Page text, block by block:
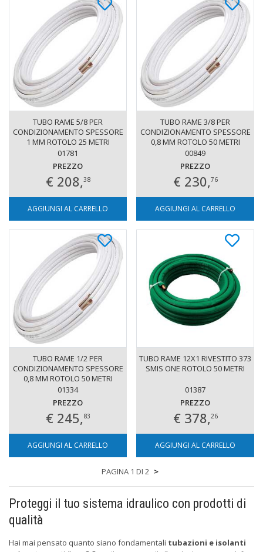
TUBO RAME 5/8 PER
CONDIZIONAMENTO SPESSORE
1 MM ROTOLO 25 METRI
01781
PREZZO
€ 208,38
AGGIUNGI AL CARRELLO
TUBO RAME 3/8 PER
CONDIZIONAMENTO SPESSORE
0,8 MM ROTOLO 50 METRI
00849
PREZZO
€ 230,76
AGGIUNGI AL CARRELLO
TUBO RAME 1/2 PER
CONDIZIONAMENTO SPESSORE
0,8 MM ROTOLO 50 METRI
01334
PREZZO
€ 245,83
AGGIUNGI AL CARRELLO
TUBO RAME 12X1 RIVESTITO 373
SMIS ONE ROTOLO 50 METRI
01387
PREZZO
€ 378,26
AGGIUNGI AL CARRELLO
PAGINA 1 DI 2 >
Proteggi il tuo sistema idraulico con prodotti di
qualità
Hai mai pensato quanto siano fondamentali tubazioni e isolanti